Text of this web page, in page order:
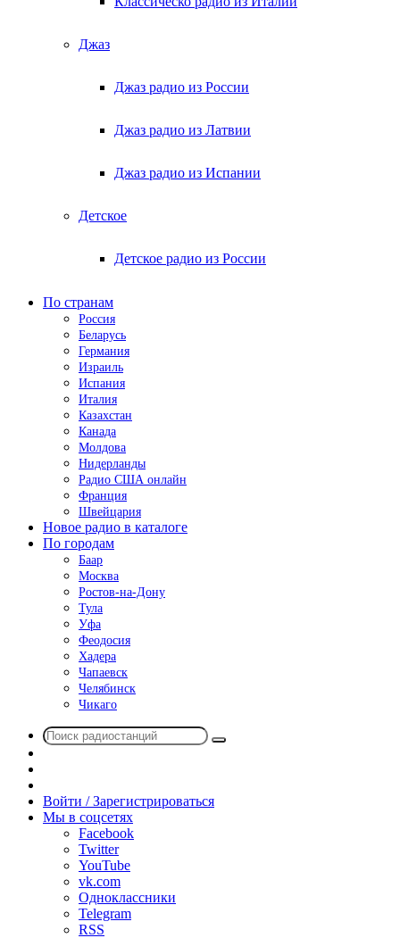
Джаз
Джаз радио из России
Джаз радио из Латвии
Джаз радио из Испании
Детское
Детское радио из России
По странам
Россия
Беларусь
Германия
Израиль
Испания
Италия
Казахстан
Канада
Молдова
Нидерланды
Радио США онлайн
Франция
Швейцария
Новое радио в каталоге
По городам
Баар
Москва
Ростов-на-Дону
Тула
Уфа
Феодосия
Хадера
Чапаевск
Челябинск
Чикаго
Поиск
радио
Войти / Зарегистрироваться
Мы в соцсетях
Facebook
Twitter
YouTube
vk.com
Одноклассники
Telegram
RSS